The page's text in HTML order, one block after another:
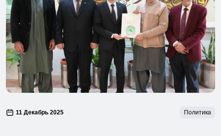
11 Декабрь 2025 Политика